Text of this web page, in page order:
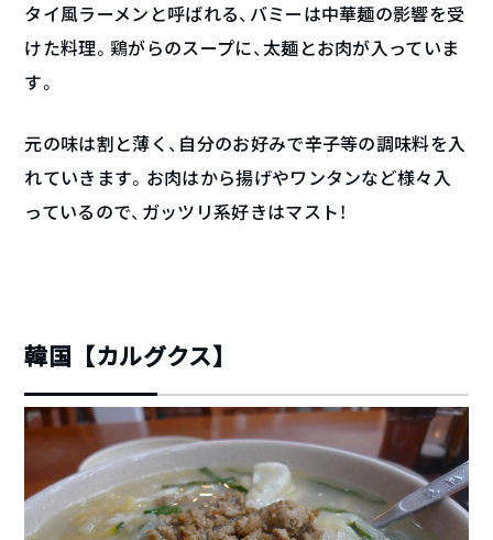
タイ風ラーメンと呼ばれる、バミーは中華麺の影響を受
けた料理。鶏がらのスープに、太麺とお肉が入っていま
す。
元の味は割と薄く、自分のお好みで辛子等の調味料を入
れていきます。お肉はから揚げやワンタンなど様々入
っているので、ガッツリ系好きはマスト！
韓国【カルグクス】